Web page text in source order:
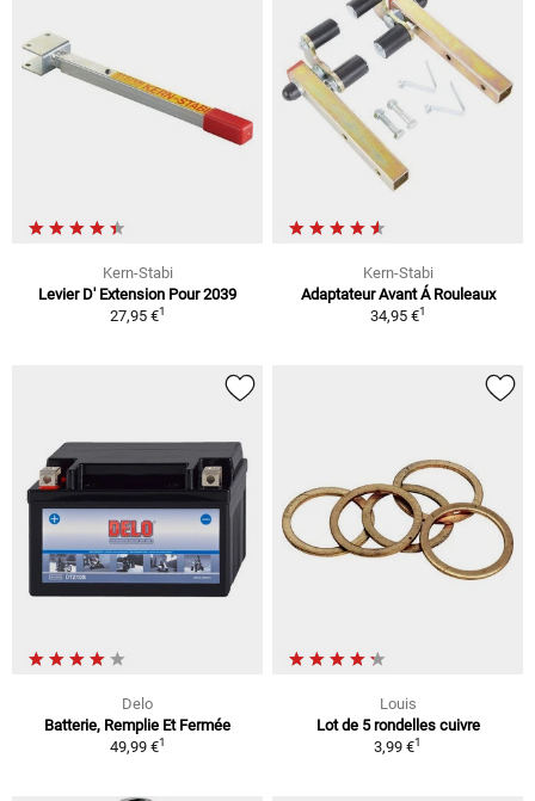
Kern-Stabi
Levier D' Extension Pour 2039
27,95 €1
Kern-Stabi
Adaptateur Avant Á Rouleaux
34,95 €1
Delo
Batterie, Remplie Et Fermée
49,99 €1
Louis
Lot de 5 rondelles cuivre
3,99 €1